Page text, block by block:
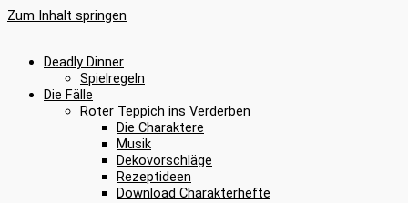
Zum Inhalt springen
Deadly Dinner
Spielregeln
Die Fälle
Roter Teppich ins Verderben
Die Charaktere
Musik
Dekovorschläge
Rezeptideen
Download Charakterhefte